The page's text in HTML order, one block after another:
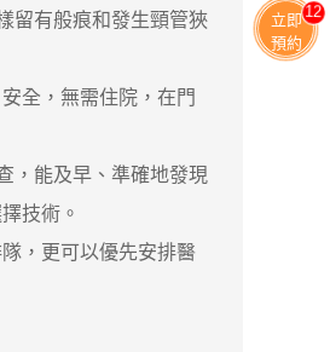
留有般痕和發生頸管狹
全，無需住院，在門
，能及早、準確地發現
技術。
，更可以優先安排醫
立即
預約
11